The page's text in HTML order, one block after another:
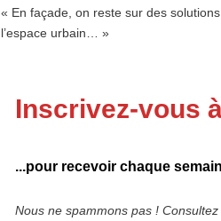
« En façade, on reste sur des
l’espace urbain… »
Inscrivez-vous
...pour recevoir chaque
Nous ne spammons pas ! Consultez